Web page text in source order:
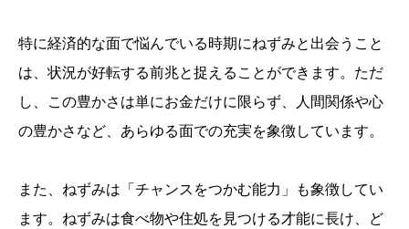
特に経済的な面で悩んでいる時期にねずみと出会うこと
は、状況が好転する前兆と捉えることができます。ただ
し、この豊かさは単にお金だけに限らず、人間関係や心
の豊かさなど、あらゆる面での充実を象徴しています。
また、ねずみは「チャンスをつかむ能力」も象徴してい
ます。ねずみは食べ物や住処を見つける才能に長け、ど